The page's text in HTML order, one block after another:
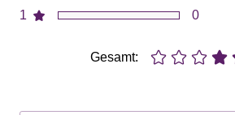
1
0
Gesamt: